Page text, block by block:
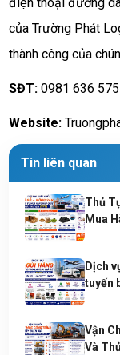
điện thoại đường
của Trường Phát
thành công của
SĐT:0981 636 575
Website:
Tin liên quan
Thủ
Mua
Dịch
tuyến
Vận
Và